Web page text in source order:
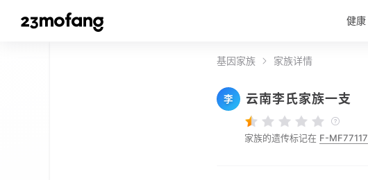
健康
基因家族 家族详情
李 云南李氏家族一支
家族的遗传标记在 F-MF77117